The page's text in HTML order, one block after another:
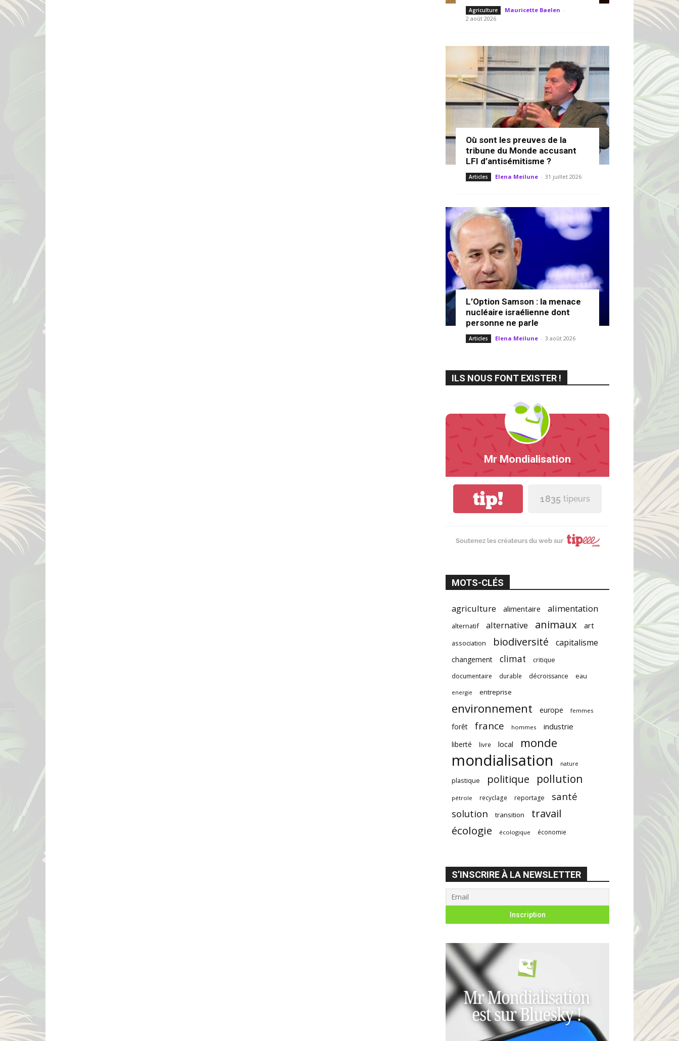
Agriculture Mauricette Baelen -
2 août 2026
Où sont les preuves de la
tribune du Monde accusant
LFI d’antisémitisme ?
Articles Elena Meilune - 31 juillet 2026
L’Option Samson : la menace
nucléaire israélienne dont
personne ne parle
Articles Elena Meilune - 3 août 2026
ILS NOUS FONT EXISTER !
Mr Mondialisation
tip! 1 835 tipeurs
Soutenez les créateurs du web sur
MOTS-CLÉS
agriculture alimentaire alimentation
alternatif alternative animaux art
association biodiversité capitalisme
changement climat
critique
documentaire
durable décroissance eau
energie entreprise
environnement europe femmes
forêt france hommes industrie
liberté livre local monde
mondialisation nature
plastique politique pollution
pétrole recyclage reportage
santé
solution
transition
travail
écologie
écologique économie
S’INSCRIRE À LA NEWSLETTER